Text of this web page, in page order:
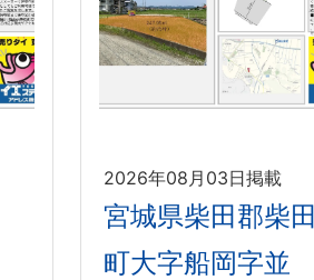
2026年08月03日掲載
宮城県柴田郡柴田
町大字船岡字並